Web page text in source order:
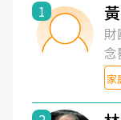
1
念
家